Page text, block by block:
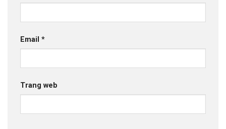
Email *
Trang web